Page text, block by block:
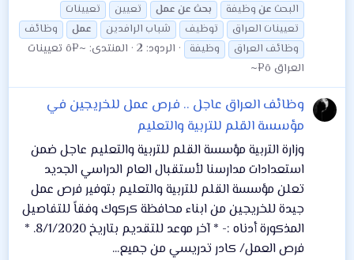
البحث عن وظيفة بحث عن عمل تعيين
تعيينات
تعيينات العراق
توظيف شباب الرافدين عمل
وظائف
وظائف العراق
وظيفة الردود: 2 المنتدى:
~¤ô تعيينات
العراق ô¤~
وظائف العراق عاجل .. فرص عمل للخريجين في
مؤسسة القلم للتربية والتعليم
وزارة التربية مؤسسة القلم للتربية والتعليم عاجل ضمن
استعدادات مدارسنا لأستقبال العام الدراسي الجديد
تعلن مؤسسة القلم للتربية والتعليم بتوفير فرص عمل
جيدة للخريجين من ابناء محافظة كركوك وفقاً للتفاصيل
المذكورة أدناه :- * آخر موعد للتقديم بتاريخ 8/1/2020. *
فرص العمل/ كادر تدريسي من جميع...